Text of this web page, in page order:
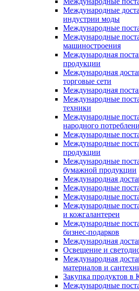
Международные
индустрии моды
Международные
Международные
машиностроения
Международная
продукции
Международная
торговые сети
Международная
Международные
техники
Международные
народного
Международные
Международные
продукции
Международные
бумажной продукции
Международная
Международные
Международные
Международные
и кожгалантереи
Международные
бизнес-подарков
Международная
Освещение и
Международная
материалов и
Закупка продуктов в
Международные